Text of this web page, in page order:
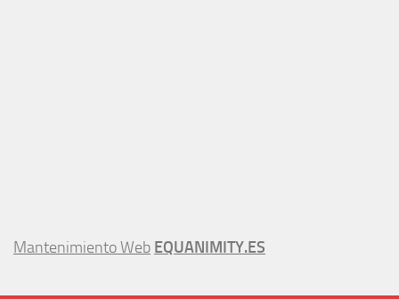
Mantenimiento Web EQUANIMITY.ES